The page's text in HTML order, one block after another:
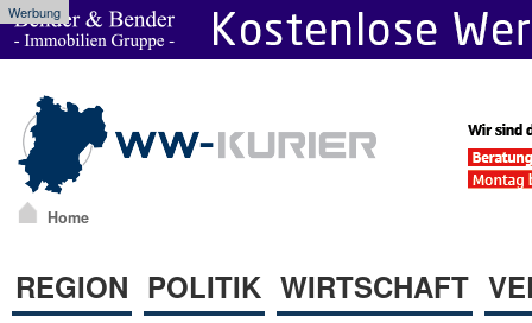
Werbung
Home
REGION POLITIK WIRTSCHAFT